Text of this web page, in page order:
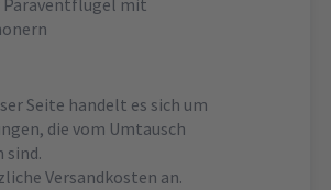
mit
Seite handelt es sich um
die vom Umtausch
sind.
Versandkosten an.